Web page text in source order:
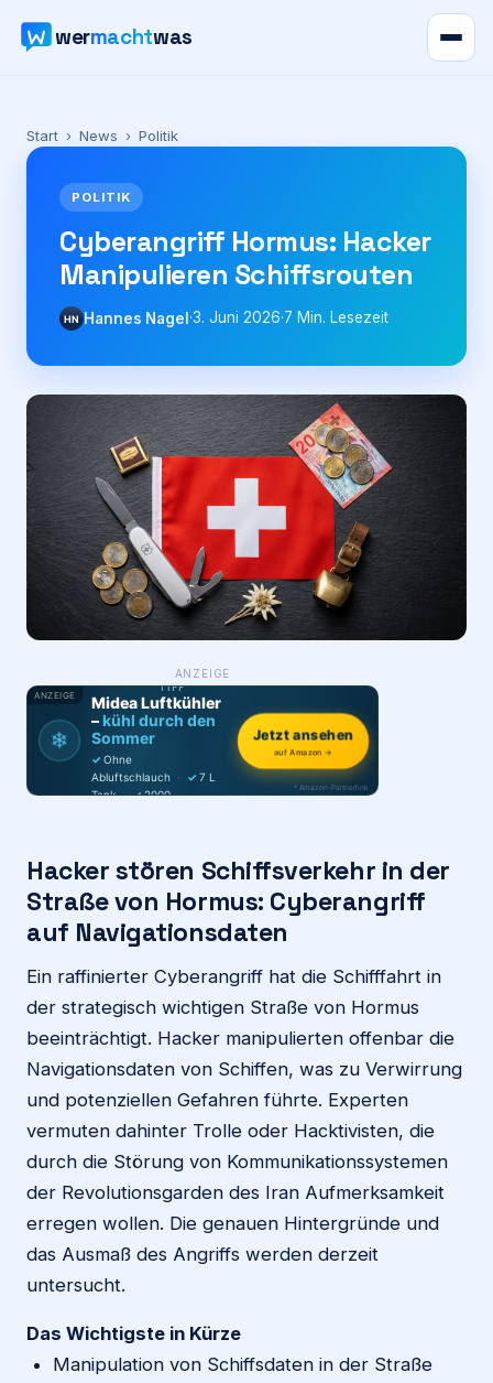
wermachtwas
Karte
News
Ratgeber
Werbung
Preise
Für Firmen
Login
Firma eintragen
Start › News › Politik
POLITIK
Cyberangriff Hormus: Hacker
Manipulieren Schiffsrouten
HN Hannes Nagel·3. Juni 2026·7 Min. Lesezeit
ANZEIGE
ANZEIGE
❄
PRODUKT-
TIPP
Midea Luftkühler
–kühl durch den
Sommer
✓ Ohne
Abluftschlauch · ✓ 7 L
Tank · ✓2000
Jetzt ansehen
auf Amazon →
* Amazon-Partnerlink
Hacker stören Schiffsverkehr in der
Straße von Hormus: Cyberangriff
auf Navigationsdaten
Ein raffinierter Cyberangriff hat die Schifffahrt in
der strategisch wichtigen Straße von Hormus
beeinträchtigt. Hacker manipulierten offenbar die
Navigationsdaten von Schiffen, was zu Verwirrung
und potenziellen Gefahren führte. Experten
vermuten dahinter Trolle oder Hacktivisten, die
durch die Störung von Kommunikationssystemen
der Revolutionsgarden des Iran Aufmerksamkeit
erregen wollen. Die genauen Hintergründe und
das Ausmaß des Angriffs werden derzeit
untersucht.
Das Wichtigste in Kürze
Manipulation von Schiffsdaten in der Straße